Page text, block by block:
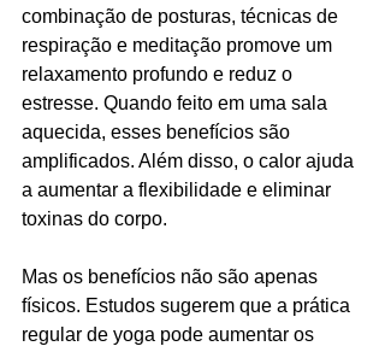
combinação de posturas, técnicas de
respiração e meditação promove um
relaxamento profundo e reduz o
estresse. Quando feito em uma sala
aquecida, esses benefícios são
amplificados. Além disso, o calor ajuda
a aumentar a flexibilidade e eliminar
toxinas do corpo.
Mas os benefícios não são apenas
físicos. Estudos sugerem que a prática
regular de yoga pode aumentar os